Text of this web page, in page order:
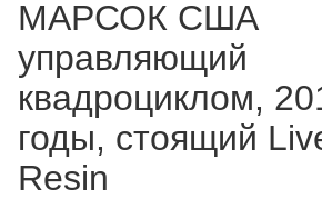
МАРСОК США
управляющий
квадроциклом,
годы, стоящий
Resin